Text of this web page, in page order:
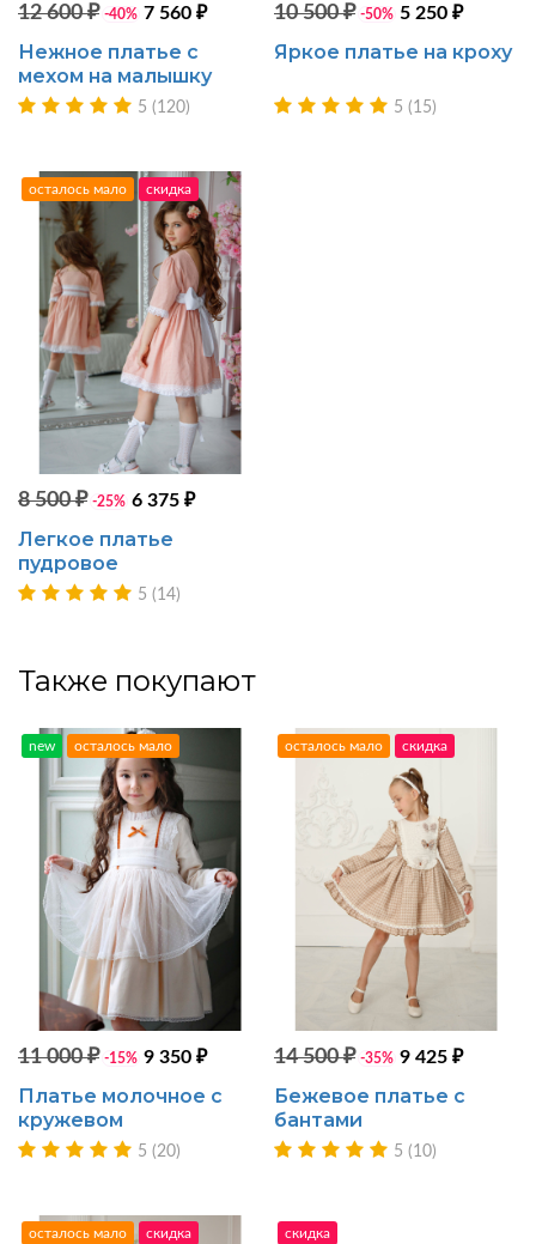
12 600 ₽ -40% 7 560 ₽
Нежное платье с
мехом на малышку
5 (120)
10 500 ₽ -50% 5 250 ₽
Яркое платье на кроху
5 (15)
осталось мало скидка
8 500 ₽ -25% 6 375 ₽
Легкое платье
пудровое
5 (14)
Также покупают
new осталось мало
11 000 ₽ -15% 9 350 ₽
Платье молочное с
кружевом
5 (20)
осталось мало скидка
14 500 ₽ -35% 9 425 ₽
Бежевое платье с
бантами
5 (10)
осталось мало скидка скидка